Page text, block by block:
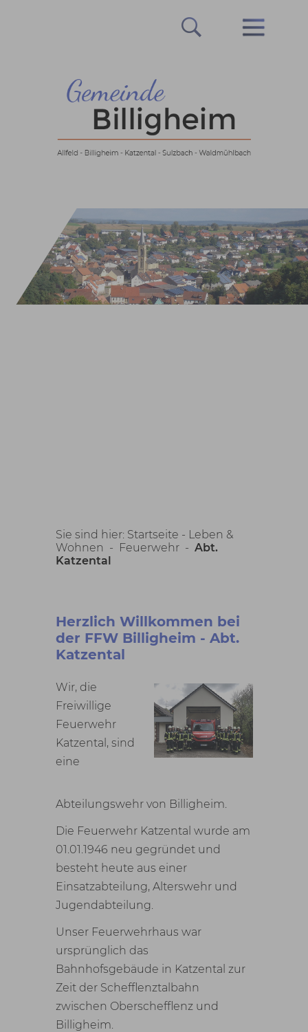
Prev Next
Sie sind hier: Startseite - Leben &
Wohnen - Feuerwehr- Abt.
Katzental
Herzlich Willkommen bei
der FFW Billigheim - Abt.
Katzental
Wir, die
Freiwillige
Feuerwehr
Katzental, sind
eine
Abteilungswehr von Billigheim.
Die Feuerwehr Katzental wurde am
01.01.1946 neu gegründet und
besteht heute aus einer
Einsatzabteilung, Alterswehr und
Jugendabteilung.
Unser Feuerwehrhaus war
ursprünglich das
Bahnhofsgebäude in Katzental zur
Zeit der Schefflenztalbahn
zwischen Oberschefflenz und
Billigheim.